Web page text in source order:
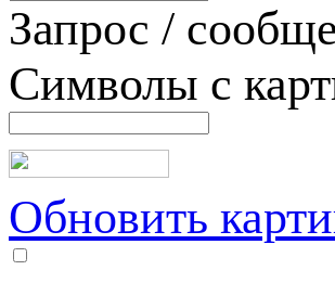
Запрос /
Символы с
Обновить